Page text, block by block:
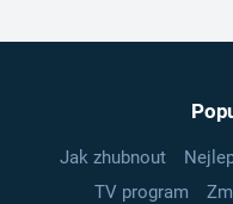
Jak zhubnout
TV program